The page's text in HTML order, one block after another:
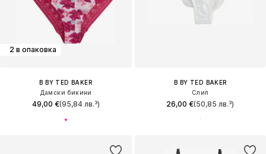
2 в опаковка
B BY TED BAKER
Дамски бикини
49,00 €(95,84 лв.³)
B BY TED BAKER
Слип
26,00 €(50,85 лв.³)